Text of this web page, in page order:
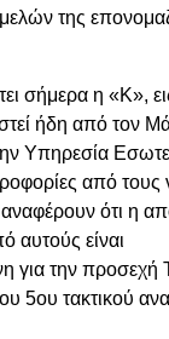
της
σήμερα η «Κ»,
ήδη από τον
Υπηρεσία
από τους
ότι η
αυτούς είναι
για την προσεχή
5ου τακτικού